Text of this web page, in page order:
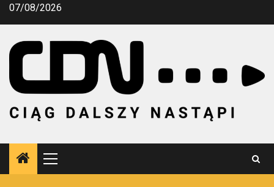
Przejdź
07/08/2026
Menu
główne